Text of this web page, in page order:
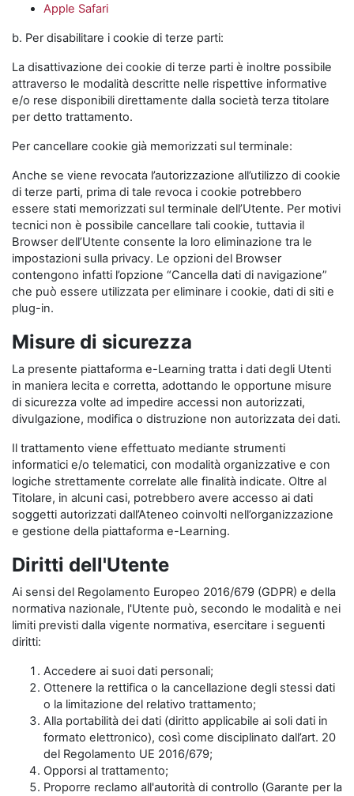
Apple Safari
b. Per disabilitare i cookie di terze parti:
La disattivazione dei cookie di terze parti è inoltre possibile
attraverso le modalità descritte nelle rispettive informative
e/o rese disponibili direttamente dalla società terza titolare
per detto trattamento.
Per cancellare cookie già memorizzati sul terminale:
Anche se viene revocata l’autorizzazione all’utilizzo di cookie
di terze parti, prima di tale revoca i cookie potrebbero
essere stati memorizzati sul terminale dell’Utente. Per motivi
tecnici non è possibile cancellare tali cookie, tuttavia il
Browser dell’Utente consente la loro eliminazione tra le
impostazioni sulla privacy. Le opzioni del Browser
contengono infatti l’opzione “Cancella dati di navigazione”
che può essere utilizzata per eliminare i cookie, dati di siti e
plug-in.
Misure di sicurezza
La presente piattaforma e-Learning tratta i dati degli Utenti
in maniera lecita e corretta, adottando le opportune misure
di sicurezza volte ad impedire accessi non autorizzati,
divulgazione, modifica o distruzione non autorizzata dei dati.
Il trattamento viene effettuato mediante strumenti
informatici e/o telematici, con modalità organizzative e con
logiche strettamente correlate alle finalità indicate. Oltre al
Titolare, in alcuni casi, potrebbero avere accesso ai dati
soggetti autorizzati dall’Ateneo coinvolti nell’organizzazione
e gestione della piattaforma e-Learning.
Diritti dell'Utente
Ai sensi del Regolamento Europeo 2016/679 (GDPR) e della
normativa nazionale, l'Utente può, secondo le modalità e nei
limiti previsti dalla vigente normativa, esercitare i seguenti
diritti:
Accedere ai suoi dati personali;
Ottenere la rettifica o la cancellazione degli stessi dati
o la limitazione del relativo trattamento;
Alla portabilità dei dati (diritto applicabile ai soli dati in
formato elettronico), così come disciplinato dall’art. 20
del Regolamento UE 2016/679;
Opporsi al trattamento;
Proporre reclamo all'autorità di controllo (Garante per la